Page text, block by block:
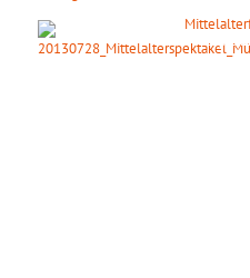
19.